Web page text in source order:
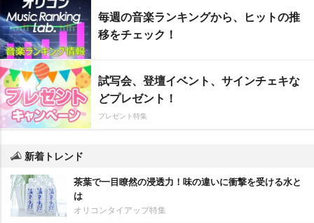
毎週の音楽ランキングから、ヒットの推
移をチェック！
試写会、登壇イベント、サインチェキな
どプレゼント！
プレゼント特集
新着トレンド
茶葉で一目瞭然の浸透力！味の違いに衝撃を受ける水と
は
オリコンタイアップ特集